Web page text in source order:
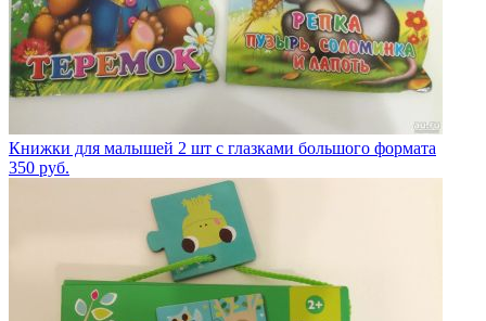
Книжки для малышей 2 шт с глазками большого формата
350 руб.